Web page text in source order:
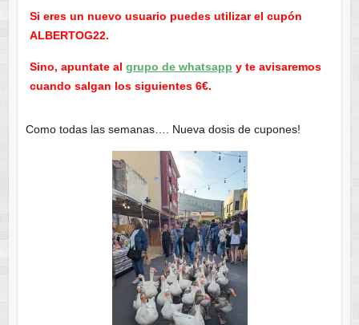
Si eres un nuevo usuario puedes utilizar el cupón
ALBERTOG22.
Sino, apuntate al grupo de whatsapp y te avisaremos
cuando salgan los siguientes 6€.
Como todas las semanas…. Nueva dosis de cupones!